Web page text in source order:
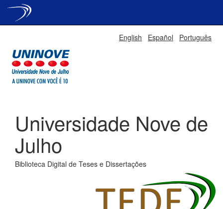
English Español Português
Universidade Nove de
Julho
Biblioteca Digital de Teses e Dissertações